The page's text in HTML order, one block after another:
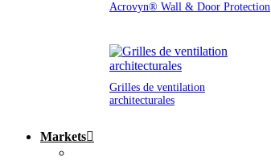
Acrovyn® Wall & Door Protection
Grilles de ventilation
architecturales
Markets